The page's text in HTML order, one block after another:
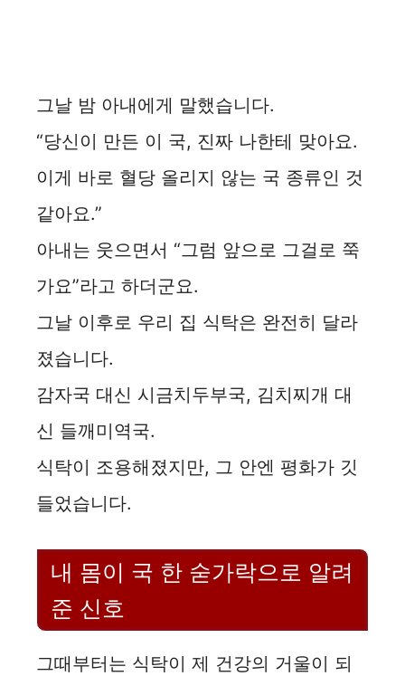
그날 밤 아내에게 말했습니다.
“당신이 만든 이 국, 진짜 나한테 맞아요.
이게 바로 혈당 올리지 않는 국 종류인 것
같아요.”
아내는 웃으면서 “그럼 앞으로 그걸로 쭉
가요”라고 하더군요.
그날 이후로 우리 집 식탁은 완전히 달라
졌습니다.
감자국 대신 시금치두부국, 김치찌개 대
신 들깨미역국.
식탁이 조용해졌지만, 그 안엔 평화가 깃
들었습니다.
내 몸이 국 한 숟가락으로 알려
준 신호
그때부터는 식탁이 제 건강의 거울이 되